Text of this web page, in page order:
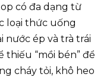
có đa dạng từ
loại thức uống
nước ép và trà trái
“mồi bén” để
cháy tỏi, khô heo